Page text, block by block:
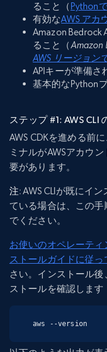
ること（ Python
有効なAWS アカ
Amazon Bedrock
ること（Amazon
AWS リージョン
APIキーが準備さ
基本的なPython
ステップ #1: AWS CLI
AWS CDKを進める前
ミナルがAWSアカウ
要があります。
注: AWS CLIが既にイ
ている場合は、この
でください。
お使いのオペレーテ
ストールガイドに従っ
さい。インストール
ストールを確認します
aws --version